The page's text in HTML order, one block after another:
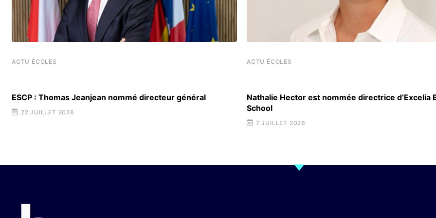
ACTU ÉCOLES
ESCP : Thomas Jeanjean nommé directeur général
22 JUILLET 2026
ACTU ÉCOLES
Nathalie Hector est nommée directrice d’Excelia
School
7 JUILLET 2026